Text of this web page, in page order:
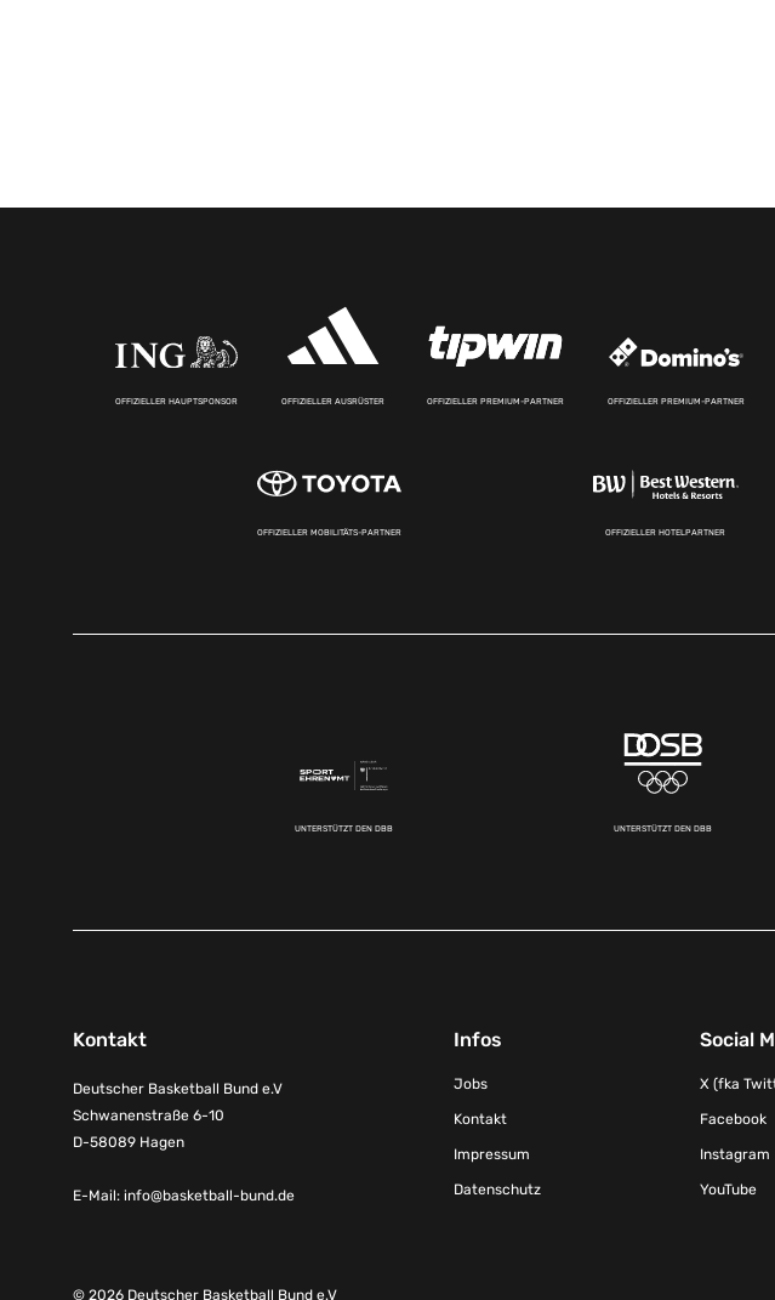
OFFIZIELLER HAUPTSPONSOR OFFIZIELLER AUSRÜSTER OFFIZIELLER PREMIUM-PARTNER OFFIZIELLER PREMIUM-PARTNER
OFFIZIELLER MOBILITÄTS-PARTNER OFFIZIELLER HOTELPARTNER
UNTERSTÜTZT DEN DBB UNTERSTÜTZT DEN DBB
Kontakt
Deutscher Basketball Bund e.V
Schwanenstraße 6-10
D-58089 Hagen
E-Mail: info@basketball-bund.de
Infos
Jobs
Kontakt
Impressum
Datenschutz
Social
X (fka
Facebook
Instagram
YouTube
© 2026 Deutscher Basketball Bund e.V